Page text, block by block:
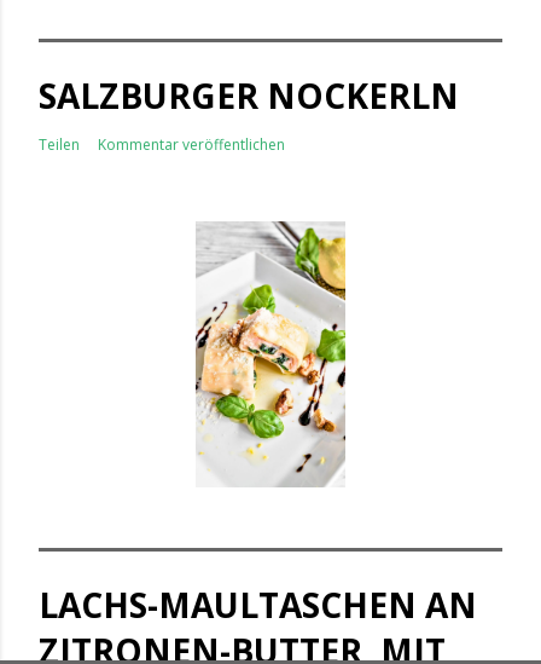
SALZBURGER NOCKERLN
Teilen Kommentar veröffentlichen
LACHS-MAULTASCHEN AN
ZITRONEN-BUTTER, MIT